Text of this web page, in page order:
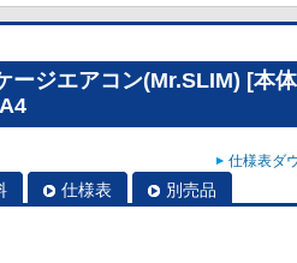
ージエアコン(Mr.SLIM) [本
仕様表ダ
仕様表 別売品